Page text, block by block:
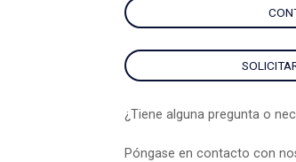
¿Tiene alguna pregunta o
Póngase en contacto con